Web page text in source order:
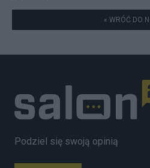
« WRÓĆ DO
Podziel się swoją opinią